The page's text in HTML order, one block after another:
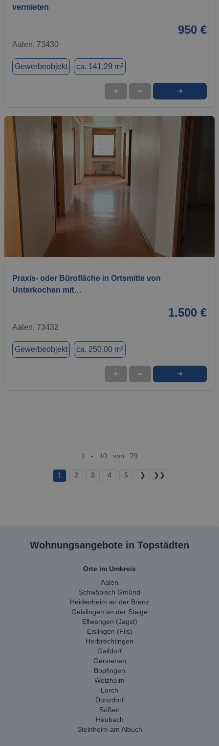
vermieten
950 €
Aalen, 73430
Gewerbeobjekt ca. 141,29 m²
★ ➦ ➜
Praxis- oder Bürofläche in Ortsmitte von
Unterkochen mit…
1.500 €
Aalen, 73432
Gewerbeobjekt ca. 250,00 m²
★ ➦ ➜
1 - 10 von 79
1 2 3 4 5 ❯ ❯❯
Wohnungsangebote in Topstädten
Orte im Umkreis
Aalen
Schwäbisch Gmünd
Heidenheim an der Brenz
Geislingen an der Steige
Ellwangen (Jagst)
Eislingen (Fils)
Herbrechtingen
Gaildorf
Gerstetten
Bopfingen
Welzheim
Lorch
Donzdorf
Süßen
Heubach
Steinheim am Albuch